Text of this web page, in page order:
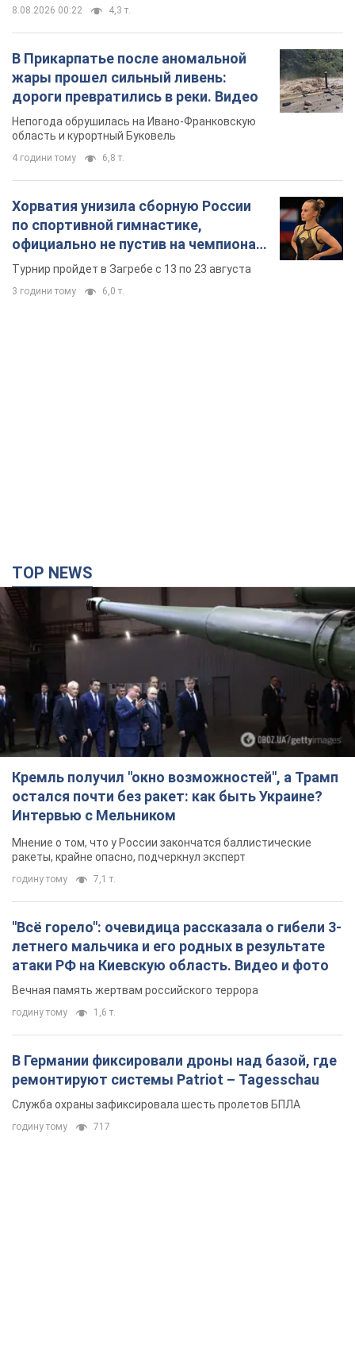
8.08.2026 00:22 4,3 т.
В Прикарпатье после аномальной
жары прошел сильный ливень:
дороги превратились в реки. Видео
Непогода обрушилась на Ивано-Франковскую
область и курортный Буковель
4 години тому 6,8 т.
Хорватия унизила сборную России
по спортивной гимнастике,
официально не пустив на чемпионат
Европы основных спортсменов
Турнир пройдет в Загребе с 13 по 23 августа
3 години тому 6,0 т.
TOP NEWS
Кремль получил "окно возможностей", а Трамп
остался почти без ракет: как быть Украине?
Интервью с Мельником
Мнение о том, что у России закончатся баллистические
ракеты, крайне опасно, подчеркнул эксперт
годину тому 7,1 т.
"Всё горело": очевидица рассказала о гибели 3-
летнего мальчика и его родных в результате
атаки РФ на Киевскую область. Видео и фото
Вечная память жертвам российского террора
годину тому 1,6 т.
В Германии фиксировали дроны над базой, где
ремонтируют системы Patriot – Tagesschau
Служба охраны зафиксировала шесть пролетов БПЛА
годину тому 717